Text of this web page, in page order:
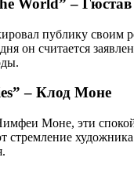
World” –
публику своим
он считается
– Клод Моне
Моне, эти
стремление